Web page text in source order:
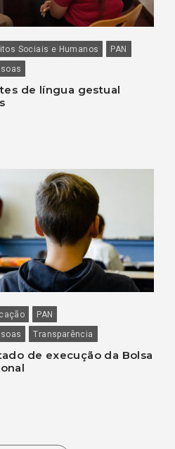
Sociais e Humanos
PAN
de língua gestual
PAN
Transparência
de execução da Bolsa